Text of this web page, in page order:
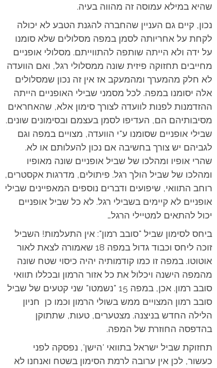
שהיא במילא עמוסה זה מהווה בעיה.
נכון, קיים גם העניין שהחברה להגנת הטבע לא יכולה
לקחת על אחריותה לסמן במפה מסלולים שלא סומנו
על ידה ולא הייתה שותפה להתווייתם. מסלולי אופניים
מחייבים תחזוקה פיזית שונה ממסלולי רגל, ואם הוועדה
לא חלק מהמערך ומהמעקב אז אין זה נכון שמסלולים
אלה יסומנו במפה. לכל מסמני שבילי האופניים הייתה
ההזדמנות לפנות לוועדה לצורך סימון אלא, שהאחראים
מסיבותיהם הם, העדיפו לסמן בעצמם ובסימונים שונים.
שבילי אופניים שסומנו ע"י הוועדה, מצויים במפה וגם
לגביהם יש צורך בחשיבה אם נכון להעלותם או לא.
שהרי אופיו ומהלכו של שביל אופניים שונה מאופיו
ומהלכו של שביל הולך רגל. פיתולים, מדרגות אקסטרים,
רוחב התוואי, שיפועים ודברים נוספים המאפיינים שבילי
אופניים לא קיימים בשבילי רגל. לא כל שביל אופניים
יכול להתאים למטיילי הרגל…
ביחס לסימון שביל "סובב רמון": אין התעלמות! השביל
זוכה ליחס וכבוד גדול במפה 18 שאמורה לצאת לאור
אוטוטו. במפה זו כמו קודמותיה יהיה כיסוי שטח שונה
מהמפה הישנה ויכלול את כל אזור הרמון ובכללו תוואי
סובב רמון. אכן, במפה 15 "נשמטו" שני קטעים של שביל
סובב רמון המצויים ממש בשולי הרמון וכמו כן חניון
הלילה החדש בניצנה. מצטערים, טעות, שתתוקן
בהדפסה החוזרת של המפה.
תחזוקת שביל ישראל בתוואי 'הישן', נפסקה לפני
כעשור, לכן אין ערובה לרמת הסימון בשטח ואנחנו לא